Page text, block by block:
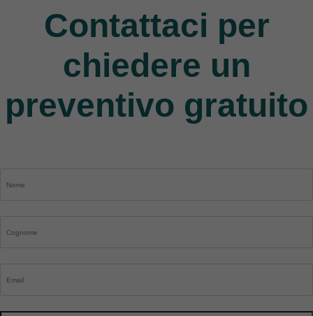
Contattaci per
chiedere un
preventivo gratuito